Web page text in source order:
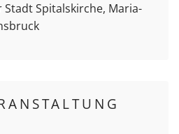
Spitalskirche, Maria-